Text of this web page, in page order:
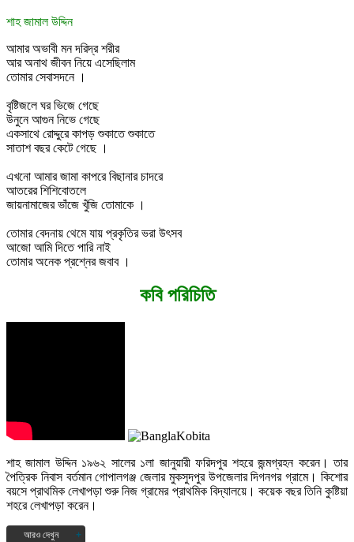
শাহ জামাল উদ্দিন
আমার অভাবী মন দরিদ্র শরীর
আর অনাথ জীবন নিয়ে এসেছিলাম
তোমার সেবাসদনে ।
বৃষ্টিজলে ঘর ভিজে গেছে
উনুনে আগুন নিভে গেছে
একসাথে রোদ্দুরে কাপড় শুকাতে শুকাতে
সাতাশ বছর কেটে গেছে ।
এখনো আমার জামা কাপরে বিছানার চাদরে
আতরের শিশিবোতলে
জায়নামাজের ভাঁজে খুঁজি তোমাকে ।
তোমার বেদনায় থেমে যায় প্রকৃতির ভরা উৎসব
আজো আমি দিতে পারি নাই
তোমার অনেক প্রশ্নের জবাব ।
কবি পরিচিতি
শাহ জামাল উদ্দিন ১৯৬২ সালের ১লা জানুয়ারী ফরিদপুর শহরে জন্মগ্রহন করেন। তার
পৈত্রিক নিবাস বর্তমান গোপালগঞ্জ জেলার মুকসুদপুর উপজেলার দিগনগর গ্রামে। কিশোর
বয়সে প্রাথমিক লেখাপড়া শুরু নিজ গ্রামের প্রাথমিক বিদ্যালয়ে। কয়েক বছর তিনি কুষ্টিয়া
শহরে লেখাপড়া করেন।
আরও দেখুন